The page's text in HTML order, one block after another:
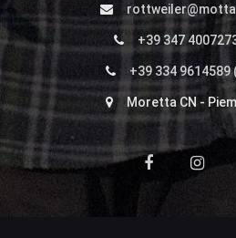
+39 347
+39 334
Moretta CN -